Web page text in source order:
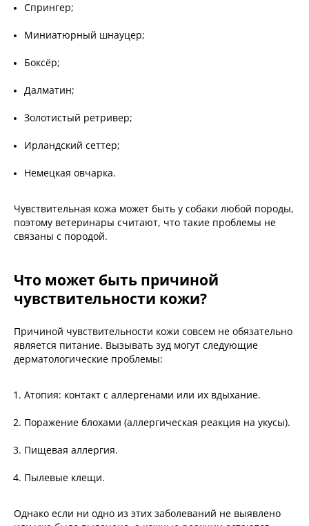
Спрингер;
Миниатюрный шнауцер;
Боксёр;
Далматин;
Золотистый ретривер;
Ирландский сеттер;
Немецкая овчарка.
Чувствительная кожа может быть у собаки любой породы,
поэтому ветеринары считают, что такие проблемы не
связаны с породой.
Что может быть причиной
чувствительности кожи?
Причиной чувствительности кожи совсем не обязательно
является питание. Вызывать зуд могут следующие
дерматологические проблемы:
Атопия: контакт с аллергенами или их вдыхание.
Поражение блохами (аллергическая реакция на укусы).
Пищевая аллергия.
Пылевые клещи.
Однако если ни одно из этих заболеваний не выявлено